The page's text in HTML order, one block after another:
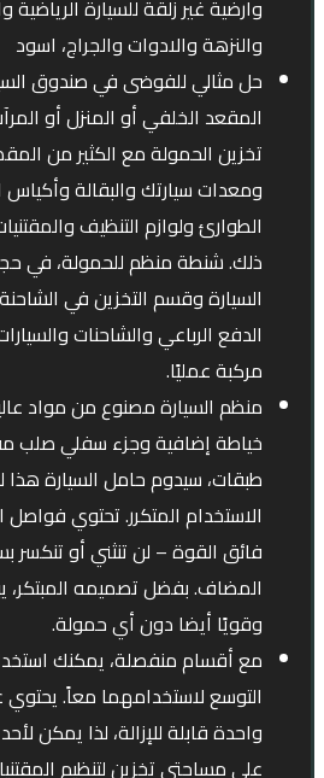
وارضية غير زلقة للسيارة الرياضية
والنزهة والادوات والجراج، اسود
حل مثالي للفوضى في صندوق
المقعد الخلفي أو المنزل أو
تخزين الحمولة مع الكثير من
ومعدات سيارتك والبقالة وأكياس
الطوارئ ولوازم التنظيف
ذلك. شنطة منظم للحمولة، في
السيارة وقسم التخزين في
الدفع الرباعي والشاحنات
مركبة عمليًا.
منظم السيارة مصنوع من مواد
طبقات، سيدوم حامل السيارة
الاستخدام المتكرر. تحتوي فواصل
فائق القوة – لن تنثني أو تنكسر
المضاف. بفضل تصميمه المبتكر،
وقويًا أيضا دون أي حمولة.
مع أقسام منفصلة، يمكنك
التوسع لاستخدامهما معاً.
واحدة قابلة للإزالة، لذا يمكن
على مساحتي تخزين لتنظيم